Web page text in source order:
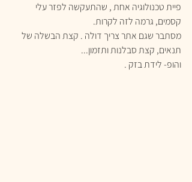
פיית טכנולוגיה אחת , שהתעקשה לפזר עלי
קסמים, גרמה לזה לקרות.
מסתבר שגם אתר צריך דולה . קצת הבשלה של
תנאים, קצת סבלנות ותזמון...
והופ- לידת בזק .